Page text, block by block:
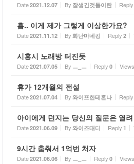
Date2021.12.07 By 잘생긴것들이란 Reply
흠.. 이게 제가 그렇게 이상한가요?
Date2021.11.12 By 화난마네킹 Reply 2
시흥시 노래방 터진듯
Date2021.07.05 By ㅡ_ㅡ Reply 0 Views
휴가 12개월의 전설
Date2021.07.04 By 와이프한테혼나 Reply
아이에게 던지는 당신의 질문은 열
Date2021.06.09 By 와이즈대디 Reply 1
9시간 춤춰서 1억번 처자
Date2021.06.06 By ㅡ_ㅡ Reply 0 Views